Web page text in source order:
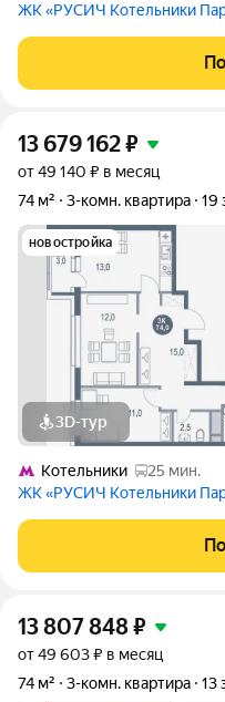
ЖК «РУСИЧ Котельники
13 679 162₽
от 49 140 ₽ в месяц
74 м²
3-комн. квартира 19
новостройка
3D-тур
Котельники
25 мин.
ЖК «РУСИЧ Котельники
13 807 848₽
от 49 603 ₽ в месяц
74 м²
3-комн. квартира 13